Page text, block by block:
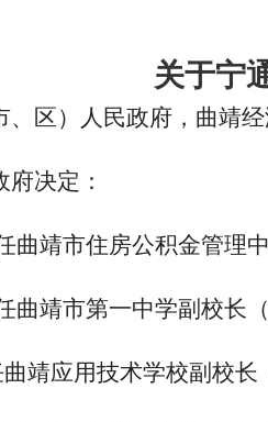
关于宁
、区）人民政府，曲靖
决定：
曲靖市住房公积金管理
曲靖市第一中学副校长
靖应用技术学校副校长